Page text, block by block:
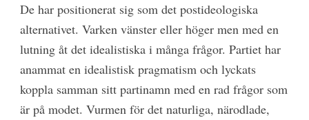
De har positionerat sig som det postideologiska
alternativet. Varken vänster eller höger men med en
lutning åt det idealistiska i många frågor. Partiet har
anammat en idealistisk pragmatism och lyckats
koppla samman sitt partinamn med en rad frågor som
är på modet. Vurmen för det naturliga, närodlade,